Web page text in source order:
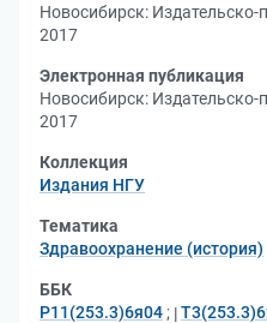
Новосибирск: Издательско-
2017
Электронная публикация
Новосибирск: Издательско-
2017
Коллекция
Издания НГУ
Тематика
Здравоохранение (история)
ББК
Р11(253.3)6я04 ;